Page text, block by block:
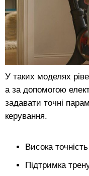
У таких моделях
а за допомогою
задавати точні
керування.
Висока
Підтримка